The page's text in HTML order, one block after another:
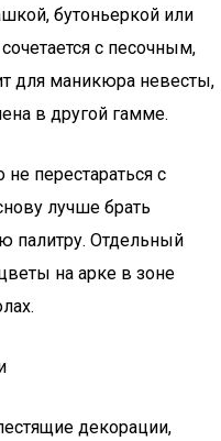
бутоньеркой или
с песочным,
для маникюра невесты,
в другой гамме.
перестараться с
лучше брать
палитру. Отдельный
на арке в зоне
декорации,